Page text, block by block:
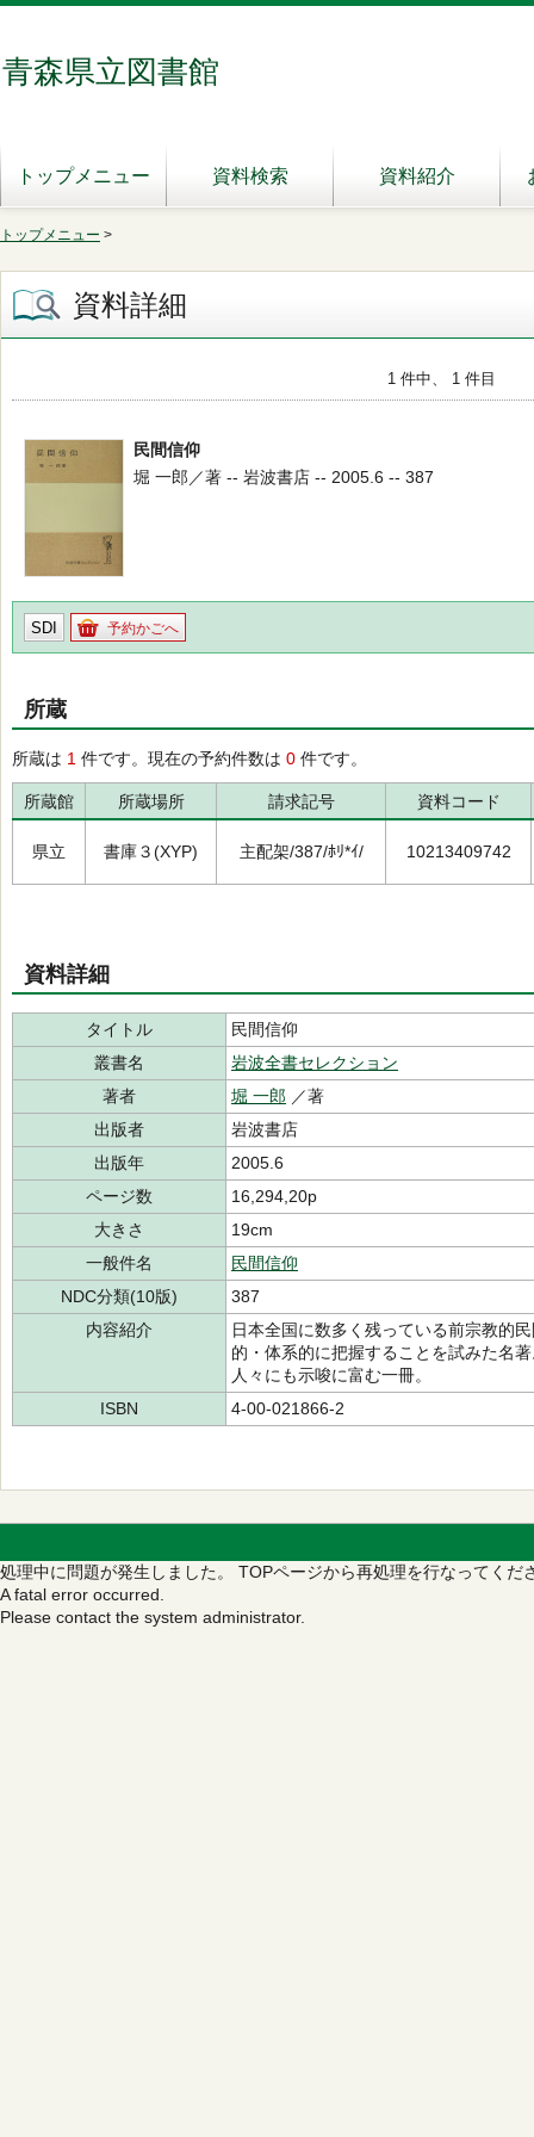
青森県立図書館
トップメニュー 資料検索 資料紹介
トップメニュー >
資料詳細
1 件中、 1 件目
民間信仰
堀 一郎／著 -- 岩波書店 -- 2005.6 -- 387
SDI 予約かごへ
所蔵
所蔵は 1 件です。現在の予約件数は 0 件です。
所蔵館 所蔵場所 請求記号 資料コード
県立 書庫３(XYP) 主配架/387/ﾎﾘ*ｲ/ 10213409742
資料詳細
タイトル
民間信仰
叢書名
岩波全書セレクション
著者
堀 一郎 ／著
出版者
岩波書店
出版年
2005.6
ページ数
16,294,20p
大きさ
19cm
一般件名
民間信仰
NDC分類(10版)
387
内容紹介
日本全国に数多く残っている前宗教的
的・体系的に把握することを試みた名
人々にも示唆に富む一冊。
ISBN
4-00-021866-2
処理中に問題が発生しました。 TOPページから再処理を行なってくだ
A fatal error occurred.
Please contact the system administrator.